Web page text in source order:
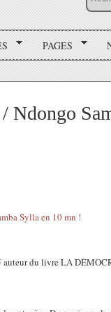
PAGES
Ndongo
auteur du livre LA